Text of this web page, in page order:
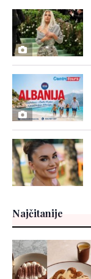
Najčitanije